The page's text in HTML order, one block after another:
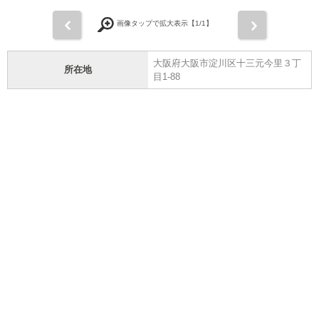
画像タップで拡大表示【1/1】
所在地
大阪府大阪市淀川区十三元今里３丁
目1-88